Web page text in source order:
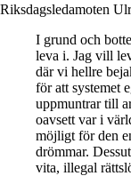
Riksdagsledamoten
I grund och
leva i. Jag vill
där vi hellre
för att systemet
uppmuntrar till
oavsett var i
möjligt för den
drömmar.
vita, illegal